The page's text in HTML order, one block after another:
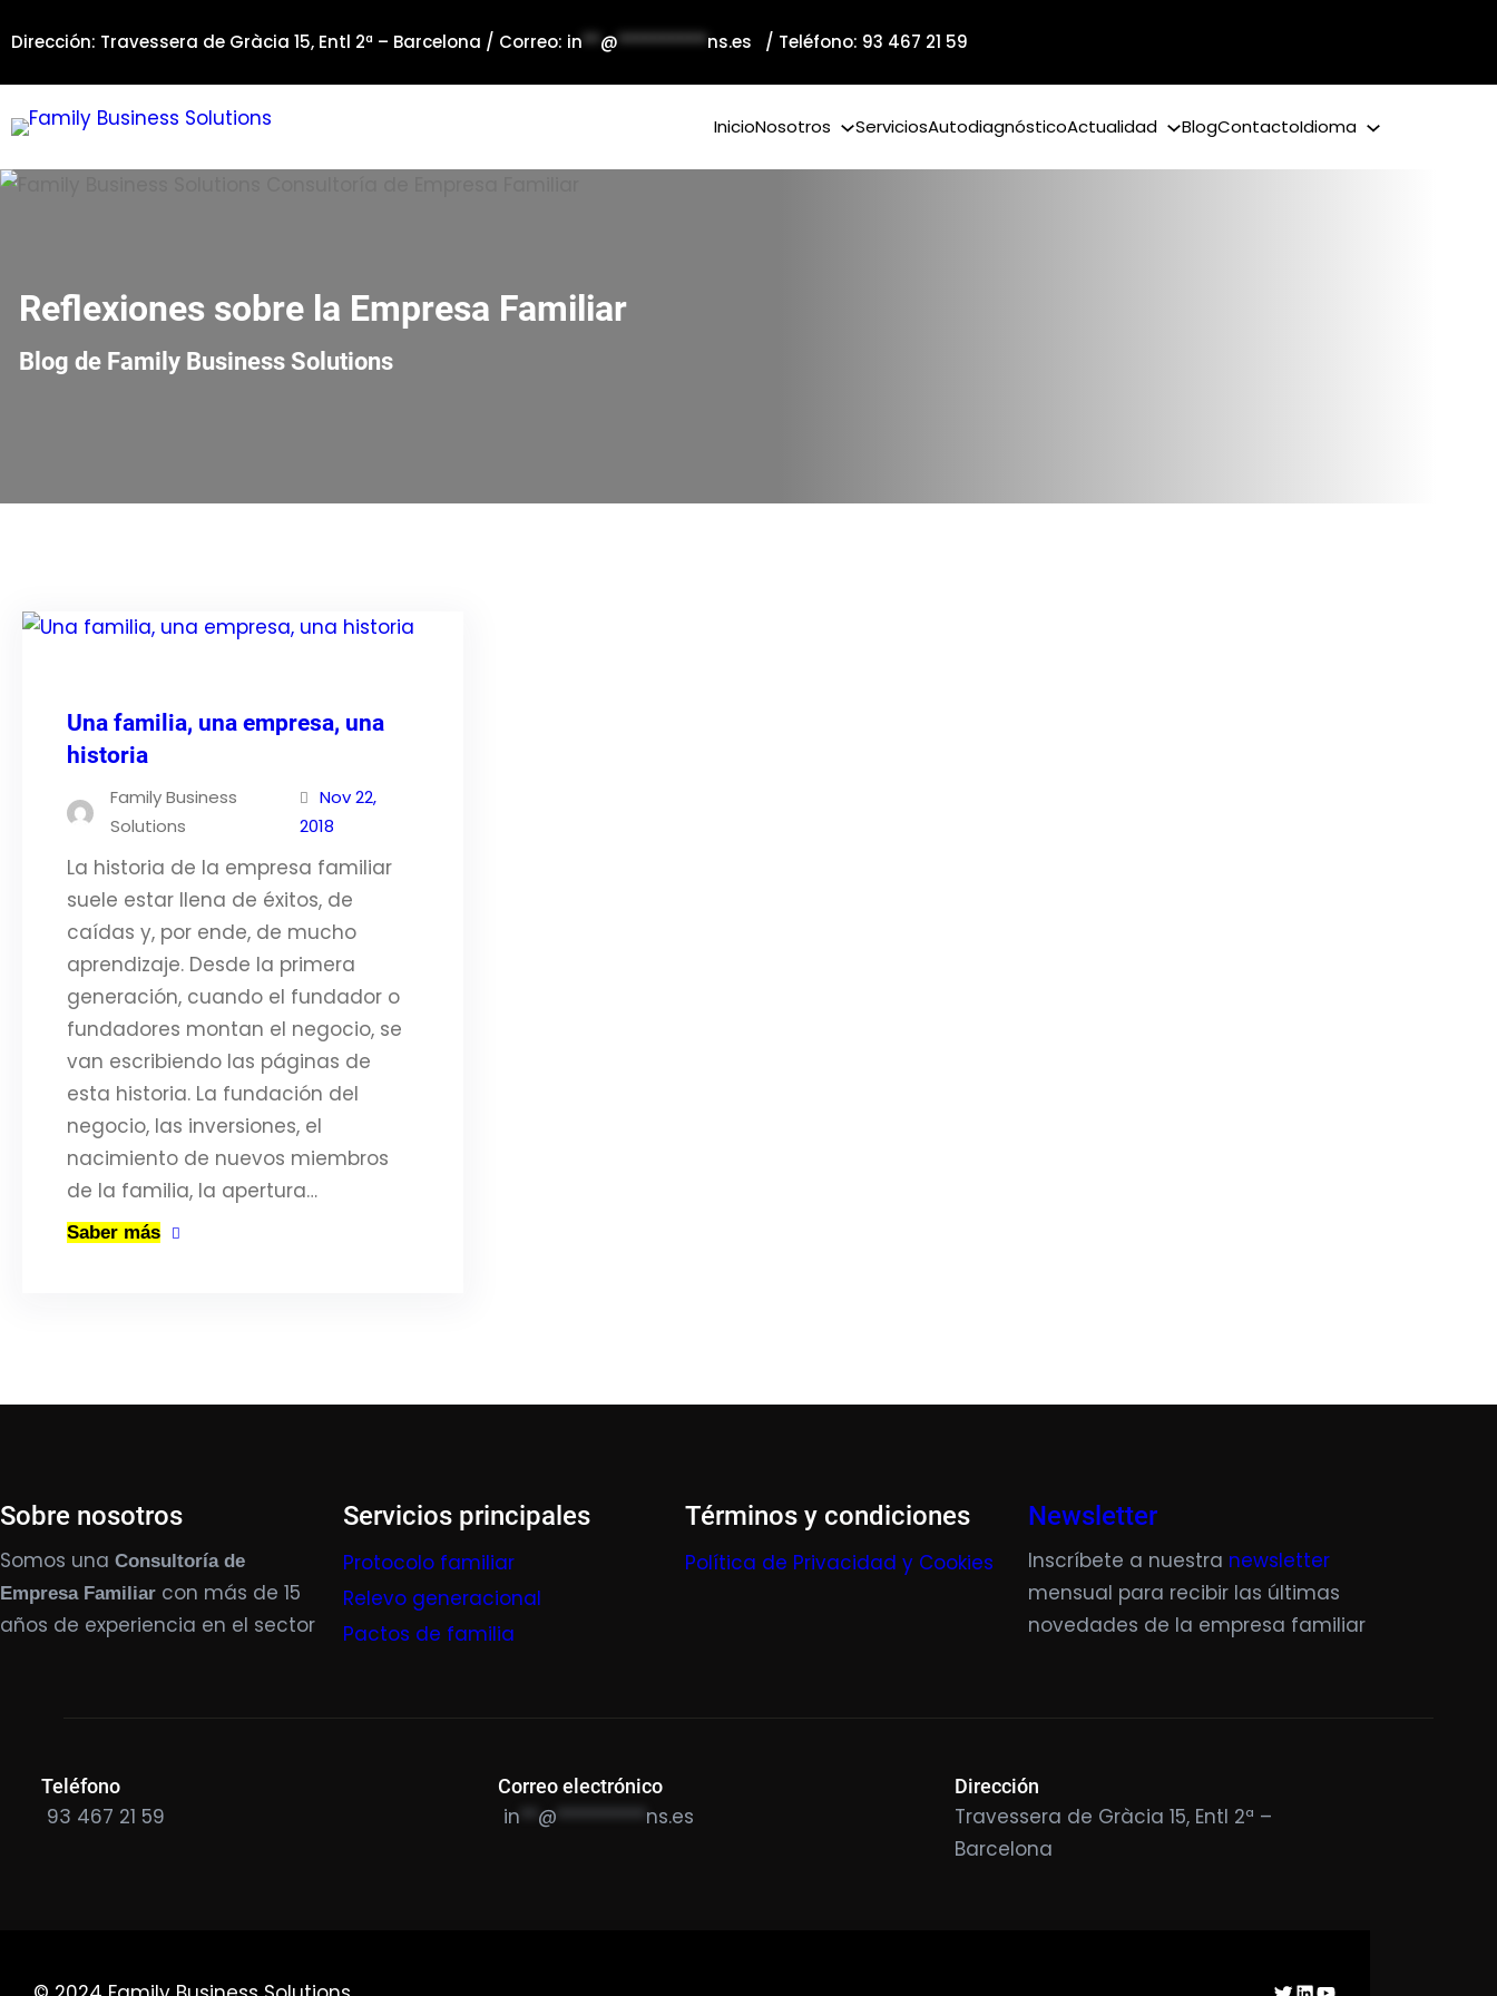
al
contenido
Dirección: Travessera de Gràcia 15, Entl 2ª – Barcelona / Correo: in**@**********ns.es / Teléfono: 93 467 21 59
InicioNosotros ServiciosAutodiagnósticoActualidad BlogContactoIdioma
Reflexiones sobre la Empresa Familiar
Blog de Family Business Solutions
Una familia, una empresa, una
historia
Family Business
Solutions
Nov 22,
2018
La historia de la empresa familiar
suele estar llena de éxitos, de
caídas y, por ende, de mucho
aprendizaje. Desde la primera
generación, cuando el fundador o
fundadores montan el negocio, se
van escribiendo las páginas de
esta historia. La fundación del
negocio, las inversiones, el
nacimiento de nuevos miembros
de la familia, la apertura…
Saber más
Sobre nosotros
Somos una Consultoría de
Empresa Familiar con más de 15
años de experiencia en el sector
Servicios principales
Protocolo familiar
Relevo generacional
Pactos de familia
Términos y condiciones
Política de Privacidad y Cookies
Newsletter
Inscríbete a nuestra newsletter
mensual para recibir las últimas
novedades de la empresa familiar
Teléfono
93 467 21 59
Correo electrónico
in @ ********** ns.es
Dirección
Travessera de Gràcia 15, Entl 2ª –
Barcelona